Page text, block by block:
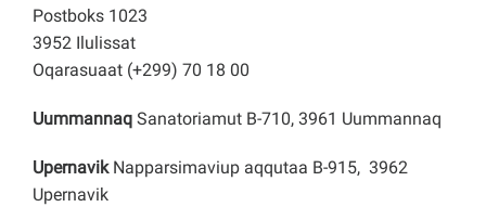
Postboks 1023
3952 Ilulissat
Oqarasuaat (+299) 70 18 00
Uummannaq Sanatoriamut B-710, 3961 Uummannaq
Upernavik Napparsimaviup aqqutaa B-915, 3962
Upernavik